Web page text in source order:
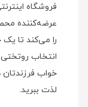
فروشگاه
عرضه‌کننده
را می‌کند تا یک
انتخاب روتختی
خواب
لذت ببرید.